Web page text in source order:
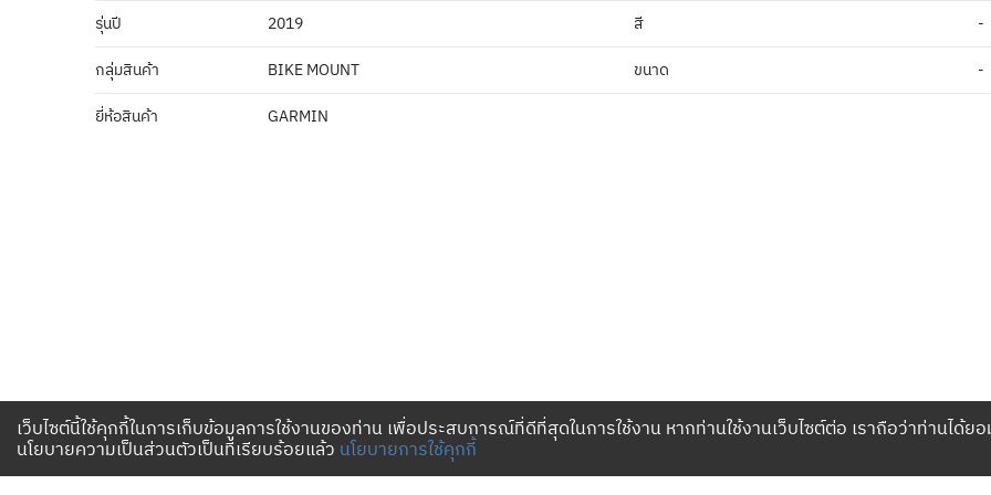
เว็บไซต์นี้ใช้คุกกี้ในการเก็บข้อมูลการใช้งานของท่าน เพื่อประสบการณ์ที่ดีที่สุดในการใช้งาน หากท่านใช้งานเว็บไซต์ต่อ เราถือว่าท่านได้ย
นโยบายความเป็นส่วนตัวเป็นที่เรียบร้อยแล้ว นโยบายการใช้คุกกี้
รุ่นปี 2019 สี -
กลุ่มสินค้า BIKE MOUNT ขนาด -
ยี่ห้อสินค้า GARMIN